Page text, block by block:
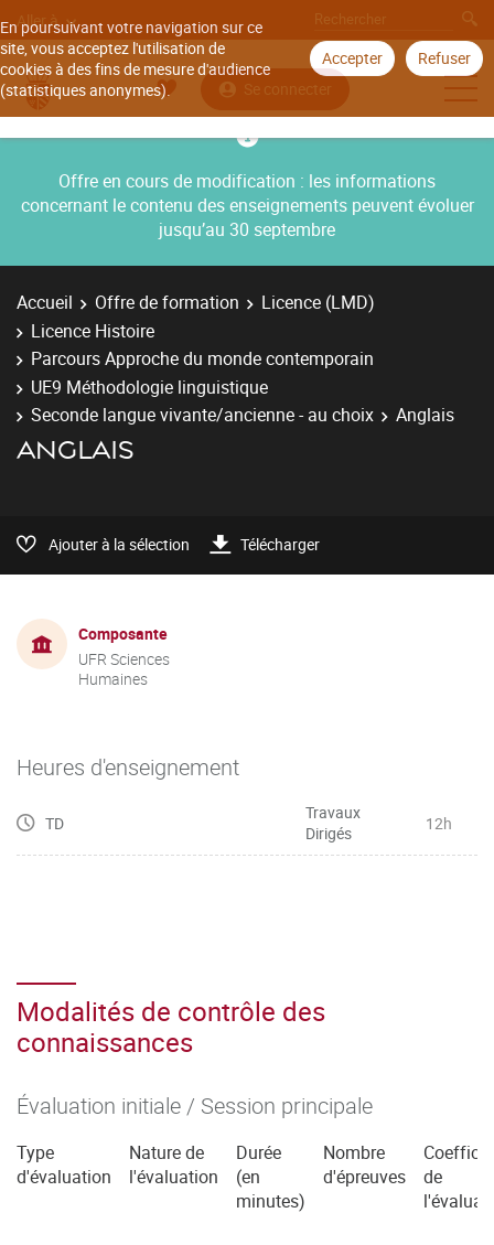
En poursuivant votre navigation sur ce
site, vous acceptez l'utilisation de
cookies à des fins de mesure d'audience
(statistiques anonymes).
Accepter Refuser
Aller à
Se connecter
Offre en cours de modification : les informations
concernant le contenu des enseignements peuvent évoluer
jusqu’au 30 septembre
Accueil Offre de formation
Licence (LMD)
Licence Histoire
Parcours Approche du monde contemporain
UE9 Méthodologie linguistique
Seconde langue vivante/ancienne - au choix
Anglais
ANGLAIS
Ajouter à la sélection Télécharger
Composante
UFR Sciences
Humaines
Heures d'enseignement
TD
Travaux
Dirigés
12h
Modalités de contrôle des
connaissances
Évaluation initiale / Session principale
Type
d'évaluation
Nature de
l'évaluation
Durée
(en
minutes)
Nombre
d'épreuves
de